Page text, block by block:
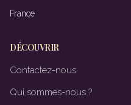
France
DÉCOUVRIR
Contactez-nous
Qui sommes-nous ?